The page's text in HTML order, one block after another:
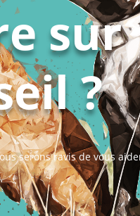
sur
?
serons ravis de vous